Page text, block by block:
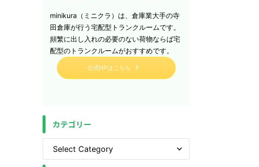
minikura（ミニクラ）は、倉庫業大手の寺
田倉庫が行う宅配型トランクルームです。
頻繁に出し入れの必要のない荷物ならば宅
配型のトランクルームがおすすめです。
公式HPはこちら
カテゴリー